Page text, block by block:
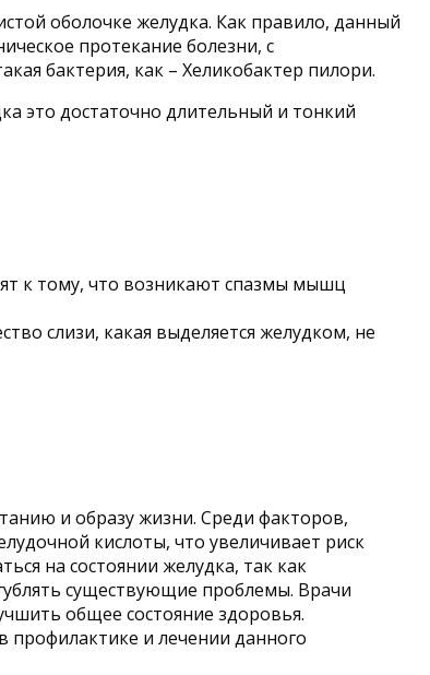
оболочке желудка. Как правило, данный
протекание болезни, с
бактерия, как – Хеликобактер пилори.
это достаточно длительный и тонкий
к тому, что возникают спазмы мышц
слизи, какая выделяется желудком, не
и образу жизни. Среди факторов,
кислоты, что увеличивает риск
на состоянии желудка, так как
существующие проблемы. Врачи
общее состояние здоровья.
и лечении данного